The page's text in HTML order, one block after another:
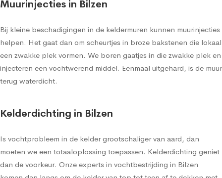
Muurinjecties in Bilzen
Bij kleine beschadigingen in de keldermuren kunnen muurinjecties
helpen. Het gaat dan om scheurtjes in broze bakstenen die lokaal
een zwakke plek vormen. We boren gaatjes in die zwakke plek en
injecteren een vochtwerend middel. Eenmaal uitgehard, is de muur
terug waterdicht.
Kelderdichting in Bilzen
Is vochtprobleem in de kelder grootschaliger van aard, dan
moeten we een totaaloplossing toepassen. Kelderdichting geniet
dan de voorkeur. Onze experts in vochtbestrijding in Bilzen